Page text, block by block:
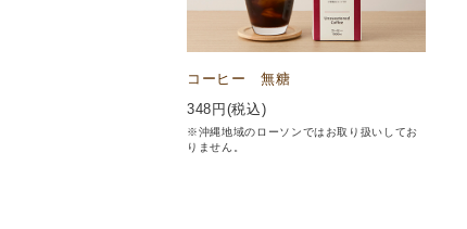
コーヒー 無糖
348 円(税込)
※沖縄地域のローソンではお取り扱いしてお
りません。